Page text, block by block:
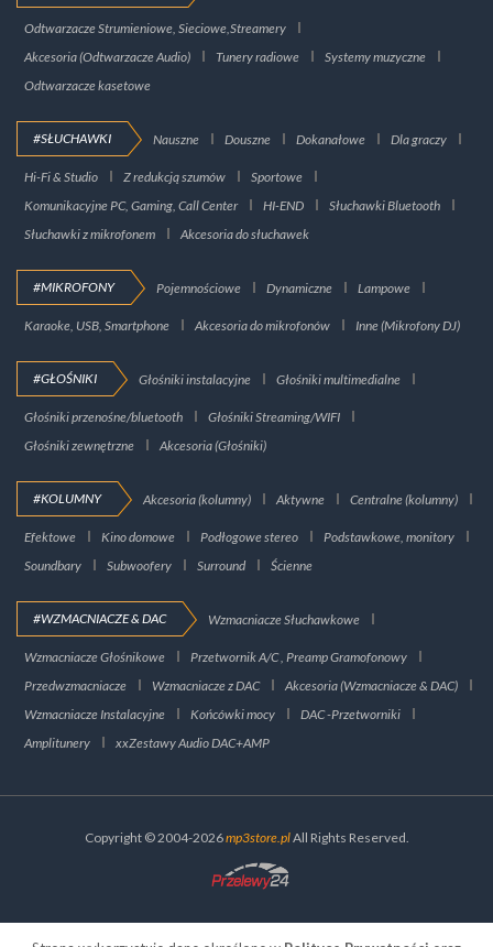
Odtwarzacze Strumieniowe, Sieciowe,Streamery
Akcesoria (Odtwarzacze Audio)
Tunery radiowe
Systemy muzyczne
Odtwarzacze kasetowe
#SŁUCHAWKI Nauszne Douszne Dokanałowe Dla graczy
Hi-Fi & Studio Z redukcją szumów
Sportowe
Komunikacyjne PC, Gaming, Call Center
HI-END
Słuchawki Bluetooth
Słuchawki z mikrofonem
Akcesoria do słuchawek
#MIKROFONY Pojemnościowe Dynamiczne Lampowe
Karaoke, USB, Smartphone Akcesoria do mikrofonów Inne (Mikrofony DJ)
#GŁOŚNIKI Głośniki instalacyjne Głośniki multimedialne
Głośniki przenośne/bluetooth
Głośniki Streaming/WIFI
Głośniki zewnętrzne
Akcesoria (Głośniki)
#KOLUMNY Akcesoria (kolumny) Aktywne Centralne (kolumny)
Efektowe Kino domowe Podłogowe stereo
Podstawkowe, monitory
Soundbary
Subwoofery Surround Ścienne
#WZMACNIACZE & DAC Wzmacniacze Słuchawkowe
Wzmacniacze Głośnikowe
Przetwornik A/C , Preamp Gramofonowy
Przedwzmacniacze
Wzmacniacze z DAC
Akcesoria (Wzmacniacze & DAC)
Wzmacniacze Instalacyjne
Końcówki mocy
DAC -Przetworniki
Amplitunery
xxZestawy Audio DAC+AMP
Copyright © 2004-2026mp3store.plAll Rights Reserved.